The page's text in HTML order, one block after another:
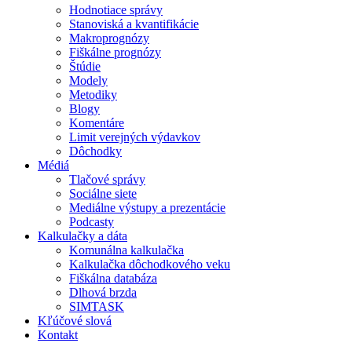
Hodnotiace správy
Stanoviská a kvantifikácie
Makroprognózy
Fiškálne prognózy
Štúdie
Modely
Metodiky
Blogy
Komentáre
Limit verejných výdavkov
Dôchodky
Médiá
Tlačové správy
Sociálne siete
Mediálne výstupy a prezentácie
Podcasty
Kalkulačky a dáta
Komunálna kalkulačka
Kalkulačka dôchodkového veku
Fiškálna databáza
Dlhová brzda
SIMTASK
Kľúčové slová
Kontakt